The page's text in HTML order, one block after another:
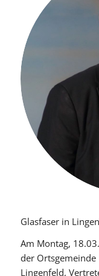
Glasfaser in
Am Montag,
der Ortsgemeinde
Lingenfeld,